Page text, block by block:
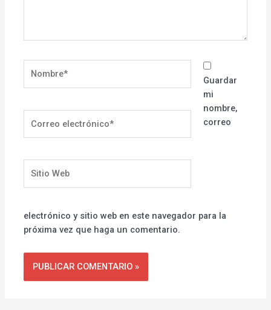
electrónico*
Web
Guardar
mi
nombre,
correo
electrónico y sitio web en este navegador para la
próxima vez que haga un comentario.